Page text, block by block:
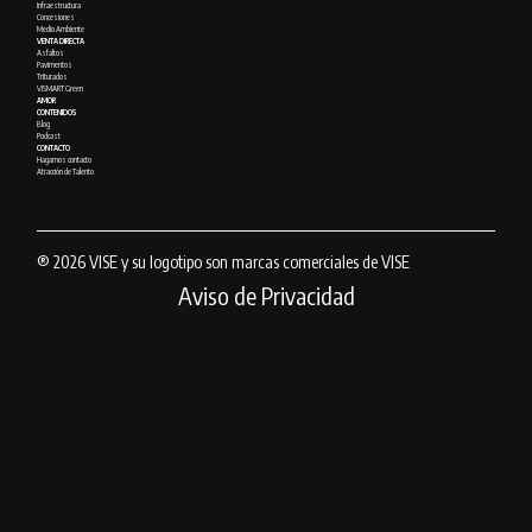
Infraestructura
Concesiones
Medio Ambiente
VENTA DIRECTA
Asfaltos
Pavimentos
Triturados
VISMART Green
AMOR
CONTENIDOS
Blog
Podcast
CONTACTO
Hagamos contacto
Atracción de Talento
® 2026 VISE y su logotipo son marcas comerciales de VISE
Aviso de Privacidad